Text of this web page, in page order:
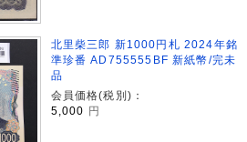
北里柴三郎 新1000円札 2024年銘
準珍番 AD755555BF 新紙幣/完未
品
会員価格(税別)：
5,000 円